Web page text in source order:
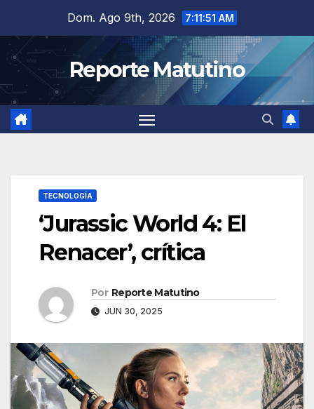
contenido
Dom. Ago 9th, 2026 7:11:53 AM
Reporte Matutino
TECNOLOGÍA
‘Jurassic World 4: El
Renacer’, crítica
Por Reporte Matutino
JUN 30, 2025